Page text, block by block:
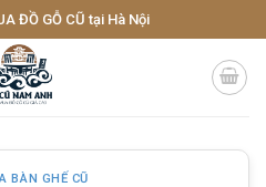
ĐỒ GỖ CŨ tại Hà Nội
BÀN GHẾ CŨ